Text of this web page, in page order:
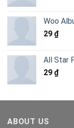
Woo
29 ₫
All Star
29 ₫
ABOUT US